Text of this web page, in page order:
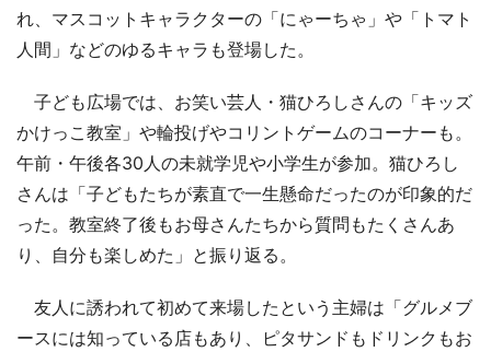
れ、マスコットキャラクターの「にゃーちゃ」や「トマト
人間」などのゆるキャラも登場した。
子ども広場では、お笑い芸人・猫ひろしさんの「キッズ
かけっこ教室」や輪投げやコリントゲームのコーナーも。
午前・午後各30人の未就学児や小学生が参加。猫ひろし
さんは「子どもたちが素直で一生懸命だったのが印象的だ
った。教室終了後もお母さんたちから質問もたくさんあ
り、自分も楽しめた」と振り返る。
友人に誘われて初めて来場したという主婦は「グルメブ
ースには知っている店もあり、ピタサンドもドリンクもお